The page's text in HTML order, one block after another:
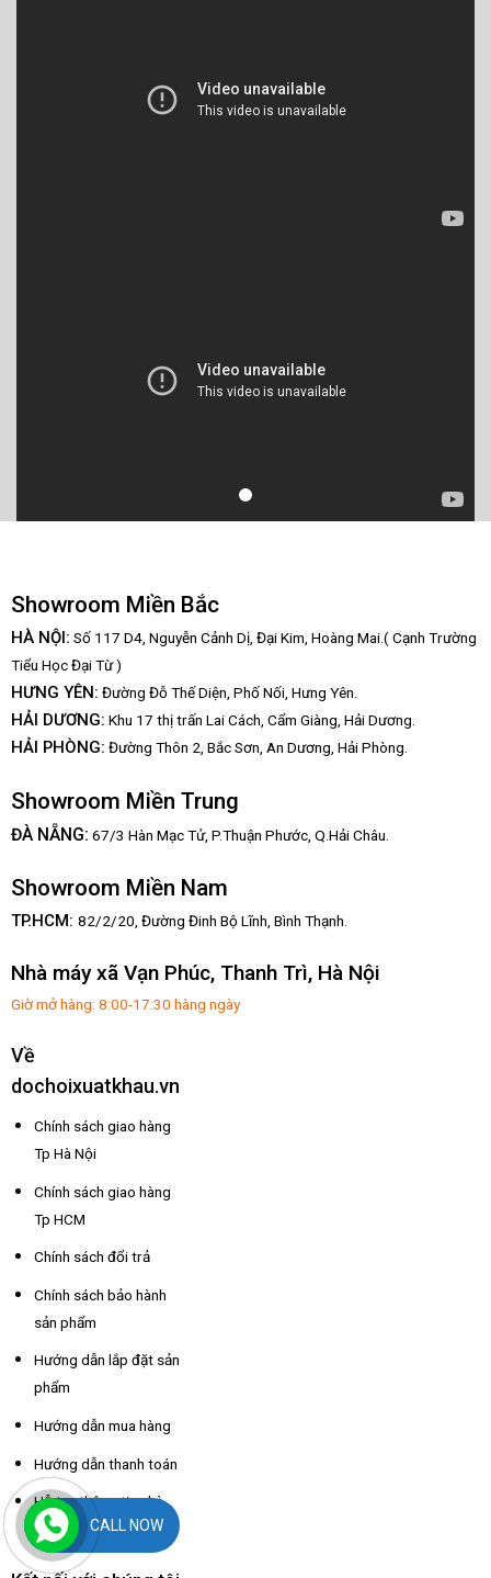
Showroom Miền Bắc
HÀ NỘI: Số 117 D4, Nguyễn Cảnh Dị, Đại Kim, Hoàng Mai.( Cạnh Trường
Tiểu Học Đại Từ )
HƯNG YÊN: Đường Đỗ Thế Diện, Phố Nối, Hưng Yên.
HẢI DƯƠNG: Khu 17 thị trấn Lai Cách, Cẩm Giàng, Hải Dương.
HẢI PHÒNG: Đường Thôn 2, Bắc Sơn, An Dương, Hải Phòng.
Showroom Miền Trung
ĐÀ NẴNG: 67/3 Hàn Mạc Tử, P.Thuận Phước, Q.Hải Châu.
Showroom Miền Nam
TP.HCM: 82/2/20, Đường Đinh Bộ Lĩnh, Bình Thạnh.
Nhà máy xã Vạn Phúc, Thanh Trì, Hà Nội
Giờ mở hàng: 8:00-17:30 hàng ngày
Về
dochoixuatkhau.vn
Chính sách giao hàng
Tp Hà Nội
Chính sách giao hàng
Tp HCM
Chính sách đổi trả
Chính sách bảo hành
sản phẩm
Hướng dẫn lắp đặt sản
phẩm
Hướng dẫn mua hàng
Hướng dẫn thanh toán
Hỗ trợ thông tin nhà
xe các tỉnhCALL NOW